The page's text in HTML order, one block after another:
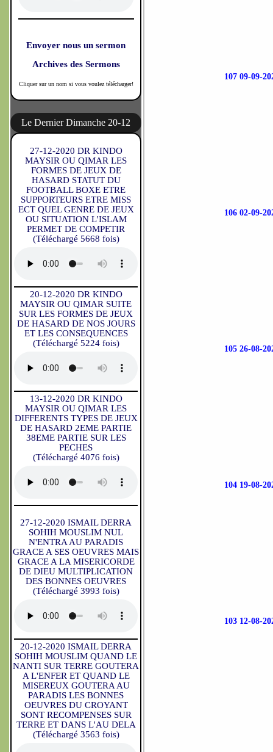
Envoyer nous un sermon
Archives des Sermons
Cliquer sur un nom si vous voulez télécharger!
Le Dernier Dimanche 20-12
27-12-2020 DR KINDO
MAYSIR OU QIMAR LES
FORMES DE JEUX DE
HASARD STATUT DU
FOOTBALL BOXE ETRE
SUPPORTEURS ETRE MISS
ECT QUEL GENRE DE JEUX
OU SITUATION L'ISLAM
PERMET DE COMPETIR
(Téléchargé 5668 fois)
20-12-2020 DR KINDO
MAYSIR OU QIMAR SUITE
SUR LES FORMES DE JEUX
DE HASARD DE NOS JOURS
ET LES CONSEQUENCES
(Téléchargé 5224 fois)
13-12-2020 DR KINDO
MAYSIR OU QIMAR LES
DIFFERENTS TYPES DE JEUX
DE HASARD 2EME PARTIE
38EME PARTIE SUR LES
PECHES
(Téléchargé 4076 fois)
27-12-2020 ISMAIL DERRA
SOHIH MOUSLIM NUL
N'ENTRA AU PARADIS
GRACE A SES OEUVRES MAIS
GRACE A LA MISERICORDE
DE DIEU MULTIPLICATION
DES BONNES OEUVRES
(Téléchargé 3993 fois)
20-12-2020 ISMAIL DERRA
SOHIH MOUSLIM QUAND LE
NANTI SUR TERRE GOUTERA
A L'ENFER ET QUAND LE
MISEREUX GOUTERA AU
PARADIS LES BONNES
OEUVRES DU CROYANT
SONT RECOMPENSES SUR
TERRE ET DANS L'AU DELA
(Téléchargé 3563 fois)
107 09-09-
106 02-09-
105 26-08-
104 19-08-
103 12-08-